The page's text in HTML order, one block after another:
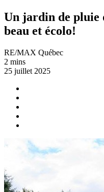
Un jardin de pluie
beau et écolo!
RE/MAX Québec
2 mins
25 juillet 2025